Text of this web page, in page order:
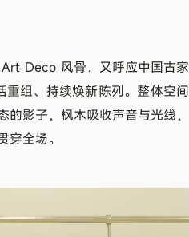
Deco 风骨，又呼应中国古家
组、持续焕新陈列。整体空间
影子，枫木吸收声音与光线，
全场。